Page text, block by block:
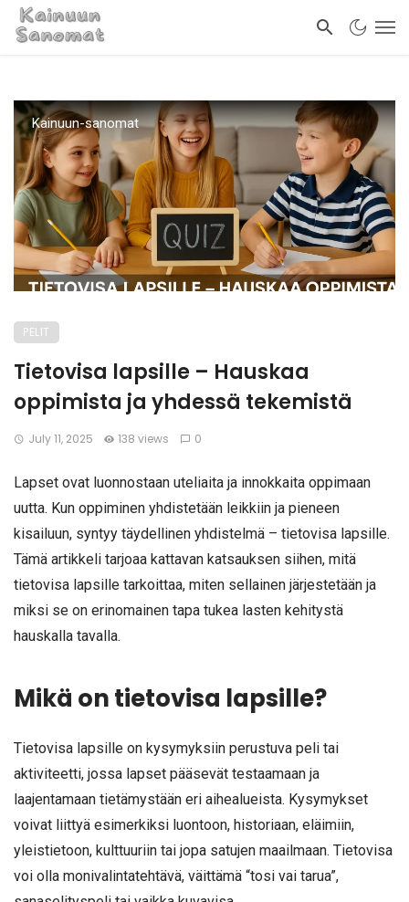
Kainuun-sanomat
PELIT
Tietovisa lapsille – Hauskaa
oppimista ja yhdessä tekemistä
July 11, 2025 138 views 0
Lapset ovat luonnostaan uteliaita ja innokkaita oppimaan
uutta. Kun oppiminen yhdistetään leikkiin ja pieneen
kisailuun, syntyy täydellinen yhdistelmä – tietovisa lapsille.
Tämä artikkeli tarjoaa kattavan katsauksen siihen, mitä
tietovisa lapsille tarkoittaa, miten sellainen järjestetään ja
miksi se on erinomainen tapa tukea lasten kehitystä
hauskalla tavalla.
Mikä on tietovisa lapsille?
Tietovisa lapsille on kysymyksiin perustuva peli tai
aktiviteetti, jossa lapset pääsevät testaamaan ja
laajentamaan tietämystään eri aihealueista. Kysymykset
voivat liittyä esimerkiksi luontoon, historiaan, eläimiin,
yleistietoon, kulttuuriin tai jopa satujen maailmaan. Tietovisa
voi olla monivalintatehtävä, väittämä “tosi vai tarua”,